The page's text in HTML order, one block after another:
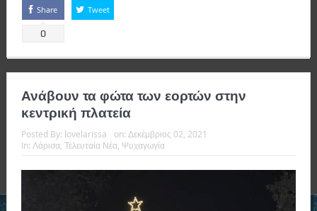
Share
0
Tweet
Ανάβουν τα φώτα των εορτών στην
κεντρική πλατεία
Posted By: lovelarissa on: Δεκέμβριος 02, 2021
In: Λάρισα Τελευταία Νέα Ψυχαγωγία